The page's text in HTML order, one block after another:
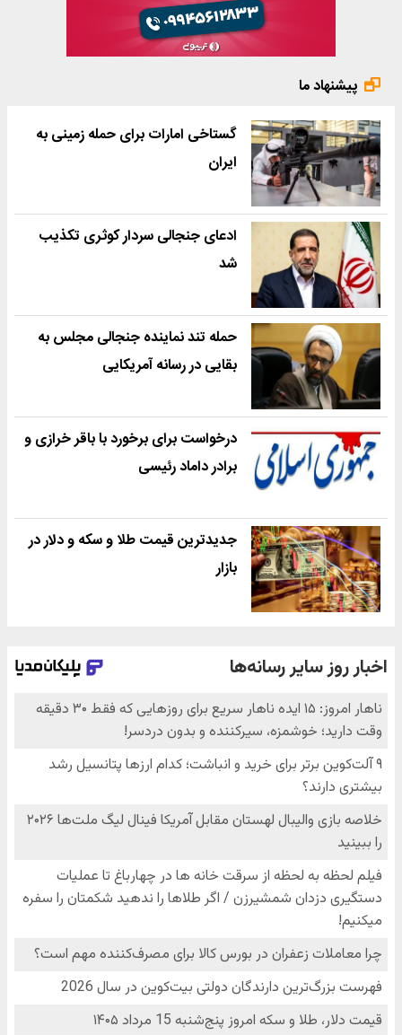
پیشنهاد ما
گستاخی امارات برای حمله زمینی به
ایران
ادعای جنجالی سردار کوثری تکذیب
شد
حمله تند نماینده جنجالی مجلس به
بقایی در رسانه آمریکایی
درخواست برای برخورد با باقر خرازی و
برادر داماد رئیسی
جدیدترین قیمت طلا و سکه و دلار در
بازار